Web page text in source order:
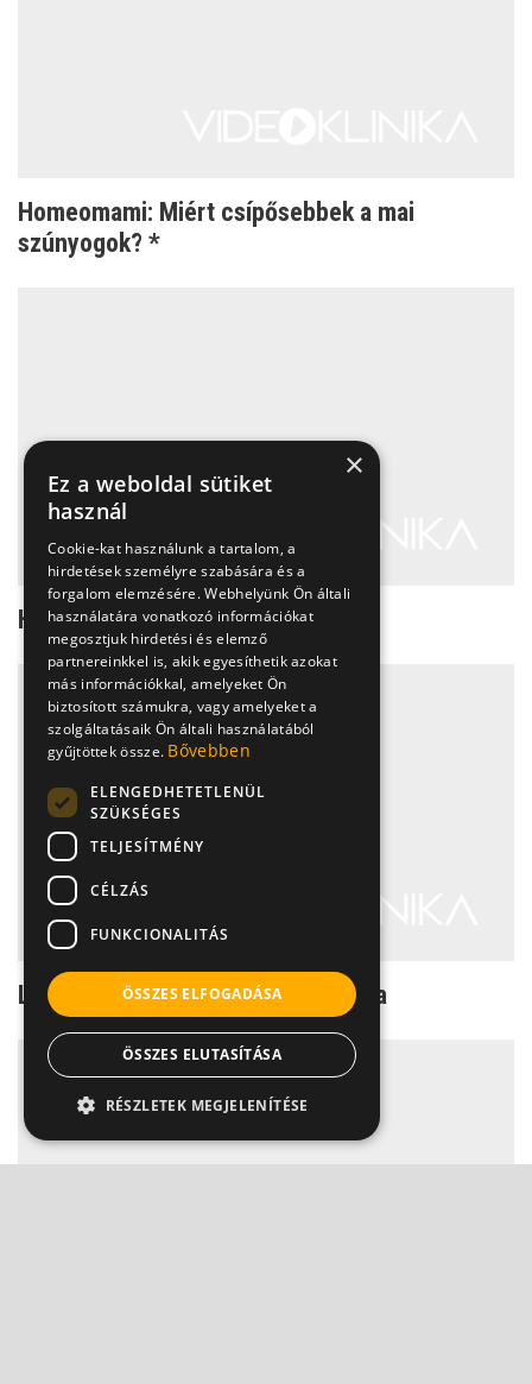
Homeomami: Miért csípősebbek a mai
szúnyogok? *
Homeomami: Depó női módra
Lámpaláz, vizsgadrukk, homeopátia
×
Ez a weboldal sütiket
használ
Cookie-kat használunk a tartalom, a
hirdetések személyre szabására és a
forgalom elemzésére. Webhelyünk Ön általi
használatára vonatkozó információkat
megosztjuk hirdetési és elemző
partnereinkkel is, akik egyesíthetik azokat
más információkkal, amelyeket Ön
biztosított számukra, vagy amelyeket a
szolgáltatásaik Ön általi használatából
gyűjtöttek össze. Bővebben
ELENGEDHETETLENÜL
SZÜKSÉGES
TELJESÍTMÉNY
CÉLZÁS
FUNKCIONALITÁS
ÖSSZES ELFOGADÁSA
ÖSSZES ELUTASÍTÁSA
RÉSZLETEK MEGJELENÍTÉSE